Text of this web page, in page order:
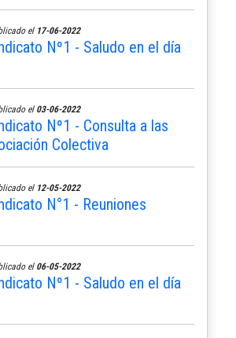
el 17-06-2022
Nº1 - Saludo en el día
el 03-06-2022
Nº1 - Consulta a las
Colectiva
el 12-05-2022
N°1 - Reuniones
el 06-05-2022
Nº1 - Saludo en el día